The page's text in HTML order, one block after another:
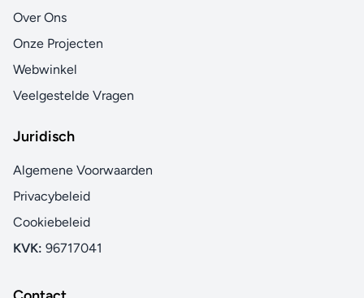
Over Ons
Onze Projecten
Webwinkel
Veelgestelde Vragen
Juridisch
Algemene Voorwaarden
Privacybeleid
Cookiebeleid
KVK: 96717041